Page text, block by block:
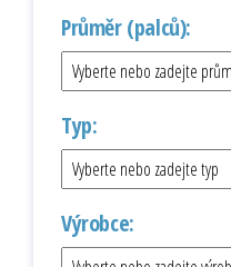
Průměr (palců):
Typ:
Výrobce: